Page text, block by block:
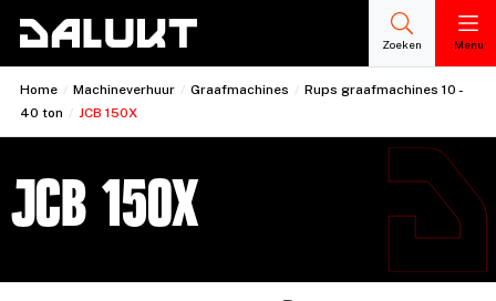
Zoeken Menu
Home / Machineverhuur / Graafmachines / Rups graafmachines 10 -
40 ton / JCB 150X
JCB 150X